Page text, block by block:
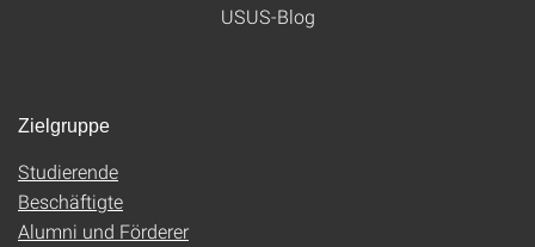
USUS-Blog
Zielgruppe
Studierende
Beschäftigte
Alumni und Förderer